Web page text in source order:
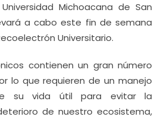
Michoacana de San
a cabo este fin de semana
Universitario.
contienen un gran número
lo que requieren de un manejo
su vida útil para evitar la
de nuestro ecosistema,